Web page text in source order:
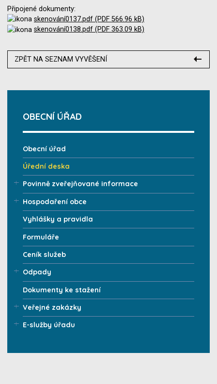
Připojené dokumenty:
skenování0137.pdf (PDF 566.96 kB)
skenování0138.pdf (PDF 363.09 kB)
ZPĚT NA SEZNAM VYVĚŠENÍ
OBECNÍ ÚŘAD
Obecní úřad
Úřední deska
Povinně zveřejňované informace
Hospodaření obce
Vyhlášky a pravidla
Formuláře
Ceník služeb
Odpady
Dokumenty ke stažení
Veřejné zakázky
E-služby úřadu